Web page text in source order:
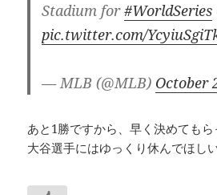
Stadium for#WorldSeries
pic.twitter.com/
— MLB (@MLB) October
あと1勝ですから、早く決めてもら
大谷選手にはゆっくり休んでほし